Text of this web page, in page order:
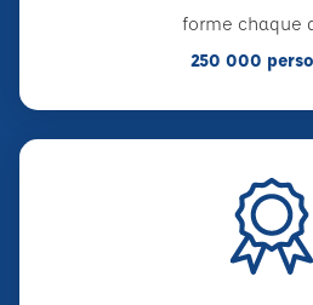
forme chaque
250 000